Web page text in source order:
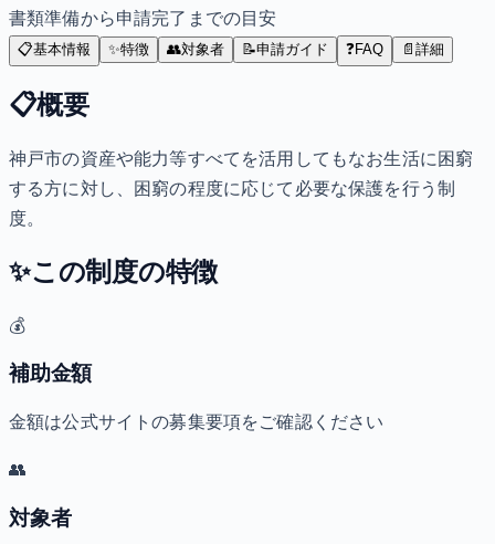
書類準備から申請完了までの目安
📋基本情報 ✨特徴 👥対象者 📝申請ガイド ❓FAQ 📄 詳細
📋概要
神戸市の資産や能力等すべてを活用してもなお生活に困窮
する方に対し、困窮の程度に応じて必要な保護を行う制
度。
✨この制度の特徴
💰
補助金額
金額は公式サイトの募集要項をご確認ください
👥
対象者